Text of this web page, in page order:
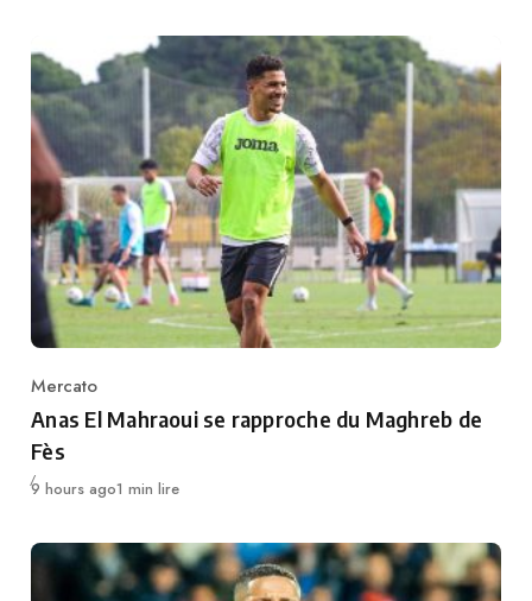
Category
Mercato
Anas El Mahraoui se rapproche du Maghreb de
Fès
Publié
9 hours ago1 min lire